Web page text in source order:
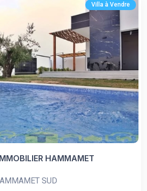
Villa à Vendre
HAMMAMET
SUD